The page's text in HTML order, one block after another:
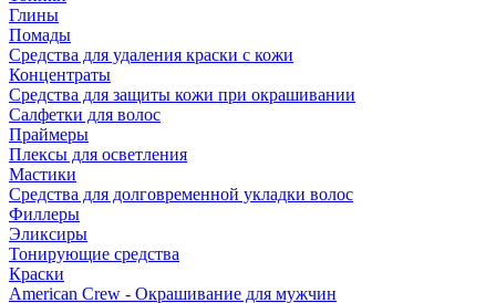
Глины
Помады
Средства для удаления краски с кожи
Концентраты
Средства для защиты кожи при окрашивании
Салфетки для волос
Праймеры
Плексы для осветления
Мастики
Средства для долговременной укладки волос
Филлеры
Эликсиры
Тонирующие средства
Краски
American Crew - Окрашивание для мужчин